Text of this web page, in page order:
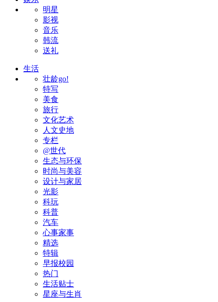
明星
影视
音乐
韩流
送礼
生活
壮龄go!
特写
美食
旅行
文化艺术
人文史地
专栏
@世代
生态与环保
时尚与美容
设计与家居
光影
科玩
科普
汽车
心事家事
精选
特辑
早报校园
热门
生活贴士
星座与生肖